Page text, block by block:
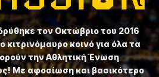
τον Οκτώβριο του 2016
κιτρινόμαυρο κοινό για όλα τα
την Αθλητική Ένωση
Με αφοσίωση και βασικότερο